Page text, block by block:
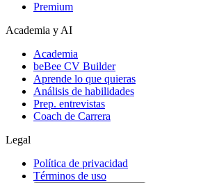
Premium
Academia y AI
Academia
beBee CV Builder
Aprende lo que quieras
Análisis de habilidades
Prep. entrevistas
Coach de Carrera
Legal
Política de privacidad
Términos de uso